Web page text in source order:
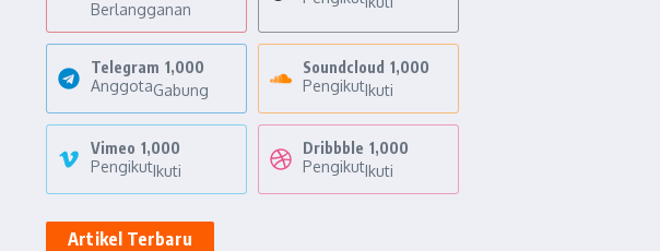
Berlangganan
Telegram 1,000
AnggotaGabung
Soundcloud 1,000
PengikutIkuti
Vimeo 1,000
PengikutIkuti
Dribbble 1,000
PengikutIkuti
Artikel Terbaru